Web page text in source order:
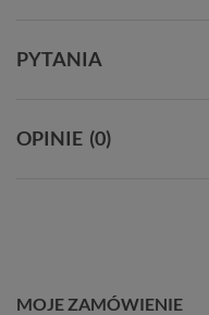
PYTANIA
OPINIE (0)
MOJE ZAMÓWIENIE